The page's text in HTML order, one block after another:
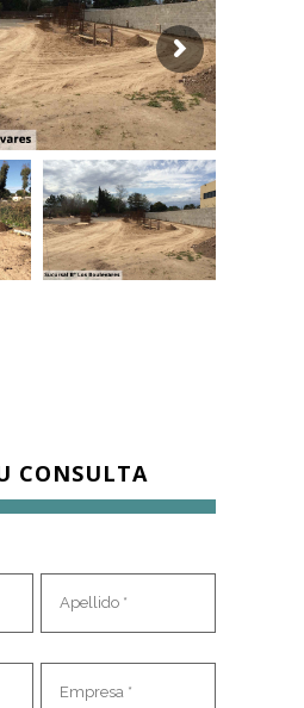
CONSULTA